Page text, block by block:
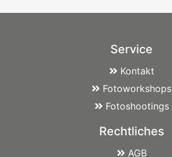
Service
Kontakt
Fotoworkshops
Fotoshootings
Rechtliches
AGB